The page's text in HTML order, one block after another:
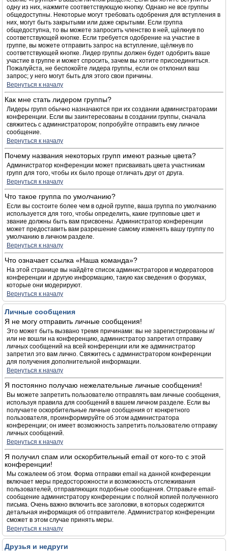
одну из них, нажмите соответствующую кнопку. Однако не все группы
общедоступны. Некоторые могут требовать одобрения для вступления в
них, могут быть закрытыми или даже скрытыми. Если группа
общедоступна, то вы можете запросить членство в ней, щёлкнув по
соответствующей кнопке. Если требуется одобрение на участие в
группе, вы можете отправить запрос на вступление, щёлкнув по
соответствующей кнопке. Лидер группы должен будет одобрить ваше
участие в группе и может спросить, зачем вы хотите присоединиться.
Пожалуйста, не беспокойте лидера группы, если он отклонил ваш
запрос; у него могут быть для этого свои причины.
Вернуться к началу
Как мне стать лидером группы?
Лидеры групп обычно назначаются при их создании администраторами
конференции. Если вы заинтересованы в создании группы, сначала
свяжитесь с администратором; попробуйте отправить ему личное
сообщение.
Вернуться к началу
Почему названия некоторых групп имеют разные цвета?
Администратор конференции может присваивать цвета участникам
групп для того, чтобы их было проще отличать друг от друга.
Вернуться к началу
Что такое группа по умолчанию?
Если вы состоите более чем в одной группе, ваша группа по умолчанию
используется для того, чтобы определить, какие групповые цвет и
звание должны быть вам присвоены. Администратор конференции
может предоставить вам разрешение самому изменять вашу группу по
умолчанию в личном разделе.
Вернуться к началу
Что означает ссылка «Наша команда»?
На этой странице вы найдёте список администраторов и модераторов
конференции и другую информацию, такую как сведения о форумах,
которые они модерируют.
Вернуться к началу
Личные сообщения
Я не могу отправить личные сообщения!
Это может быть вызвано тремя причинами: вы не зарегистрированы и/
или не вошли на конференцию, администратор запретил отправку
личных сообщений на всей конференции или же администратор
запретил это вам лично. Свяжитесь с администратором конференции
для получения дополнительной информации.
Вернуться к началу
Я постоянно получаю нежелательные личные сообщения!
Вы можете запретить пользователю отправлять вам личные сообщения,
используя правила для сообщений в вашем личном разделе. Если вы
получаете оскорбительные личные сообщения от конкретного
пользователя, проинформируйте об этом администратора
конференции; он имеет возможность запретить пользователю отправку
личных сообщений.
Вернуться к началу
Я получил спам или оскорбительный email от кого-то с этой
конференции!
Мы сожалеем об этом. Форма отправки email на данной конференции
включает меры предосторожности и возможность отслеживания
пользователей, отправляющих подобные сообщения. Отправьте email-
сообщение администратору конференции с полной копией полученного
письма. Очень важно включить все заголовки, в которых содержится
детальная информация об отправителе. Администратор конференции
сможет в этом случае принять меры.
Вернуться к началу
Друзья и недруги